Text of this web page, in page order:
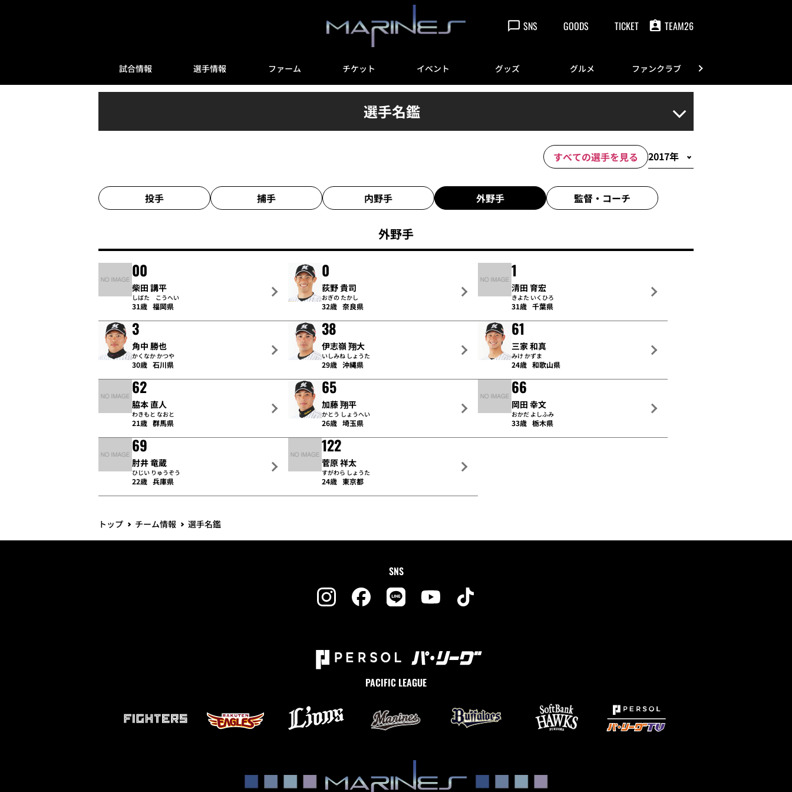
SNS GOODS TICKET TEAM26
試合情報 選手情報 ファーム チケット イベント グッズ グルメ ファンクラブ
選手名鑑
すべての選手を見る
投手 捕手 内野手 外野手 監督・ コーチ
外野手
00
柴田 講平
しばた こうへい
31歳 福岡県
0
荻野 貴司
おぎの たかし
32歳 奈良県
1
清田 育宏
きよた いくひろ
31歳 千葉県
3
角中 勝也
かくなか かつや
30歳 石川県
38
伊志嶺 翔大
いしみね しょうた
29歳 沖縄県
61
三家 和真
みけ かずま
24歳 和歌山県
62
脇本 直人
わきもと なおと
21歳 群馬県
65
加藤 翔平
かとう しょうへい
26歳 埼玉県
66
岡田 幸文
おかだ よしふみ
33歳 栃木県
69
肘井 竜蔵
ひじい りゅうぞう
22歳 兵庫県
122
菅原 祥太
すがわら しょうた
24歳 東京都
トップ チーム情報 選手名鑑
SNS
PACIFIC LEAGUE